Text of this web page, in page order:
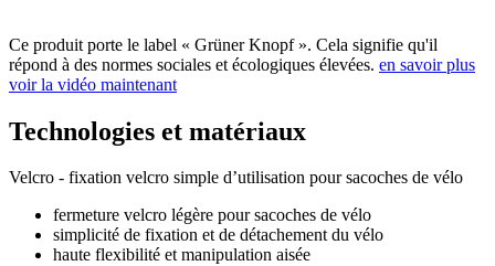
Ce produit porte le label « Grüner Knopf ». Cela signifie qu'il
répond à des normes sociales et écologiques élevées. en savoir plus
voir la vidéo maintenant
Technologies et matériaux
Velcro - fixation velcro simple d’utilisation pour sacoches de vélo
fermeture velcro légère pour sacoches de vélo
simplicité de fixation et de détachement du vélo
haute flexibilité et manipulation aisée